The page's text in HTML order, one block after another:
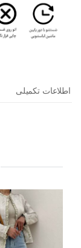
اطلاعات تکمیلی